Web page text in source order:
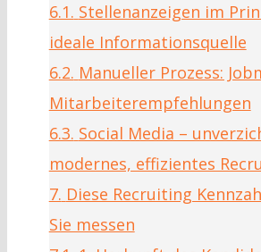
6.1. Stellenanzeigen im
ideale Informationsquelle
6.2. Manueller Prozess:
Mitarbeiterempfehlungen
6.3. Social Media –
modernes, effizientes
7. Diese Recruiting
Sie messen